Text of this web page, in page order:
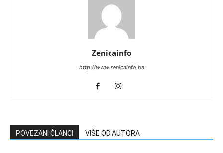
Zenicainfo
http://www.zenicainfo.ba
POVEZANI ČLANCI VIŠE OD AUTORA